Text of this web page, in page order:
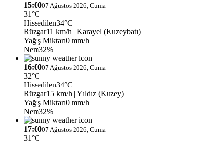
15:0007 Ağustos 2026, Cuma
31°C
Hissedilen34°C
Rüzgar11 km/h | Karayel (Kuzeybatı)
Yağış Miktarı0 mm/h
Nem32%
16:0007 Ağustos 2026, Cuma
32°C
Hissedilen34°C
Rüzgar15 km/h | Yıldız (Kuzey)
Yağış Miktarı0 mm/h
Nem32%
17:0007 Ağustos 2026, Cuma
31°C